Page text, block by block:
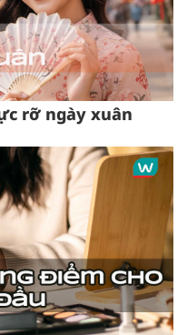
rỡ ngày xuân